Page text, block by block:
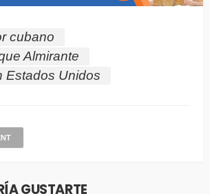
cubano
Almirante
Estados Unidos
GUSTARTE